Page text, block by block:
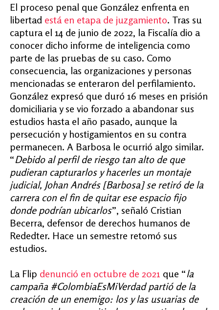
El proceso penal que González enfrenta en
libertad está en etapa de juzgamiento. Tras su
captura el 14 de junio de 2022, la Fiscalía dio a
conocer dicho informe de inteligencia como
parte de las pruebas de su caso. Como
consecuencia, las organizaciones y personas
mencionadas se enteraron del perfilamiento.
González expresó que duró 16 meses en prisión
domiciliaria y se vio forzado a abandonar sus
estudios hasta el año pasado, aunque la
persecución y hostigamientos en su contra
permanecen. A Barbosa le ocurrió algo similar.
“Debido al perfil de riesgo tan alto de que
pudieran capturarlos y hacerles un montaje
judicial, Johan Andrés [Barbosa] se retiró de la
carrera con el fin de quitar ese espacio fijo
donde podrían ubicarlos”, señaló Cristian
Becerra, defensor de derechos humanos de
Rededter. Hace un semestre retomó sus
estudios.
La Flip denunció en octubre de 2021 que “la
campaña #ColombiaEsMiVerdad partió de la
creación de un enemigo: los y las usuarias de